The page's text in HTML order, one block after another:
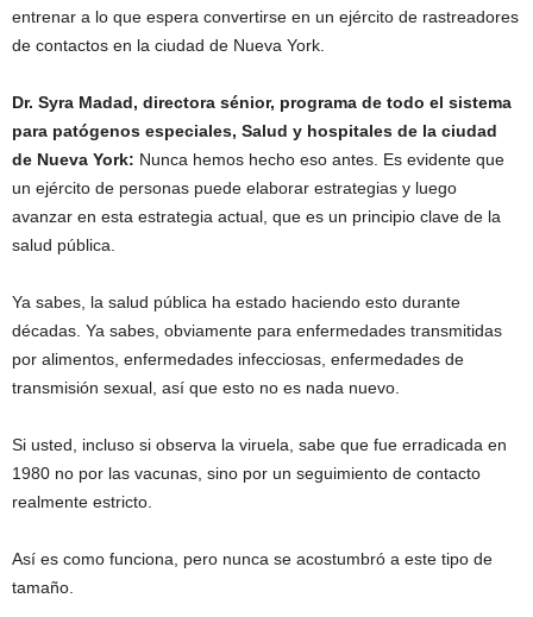
entrenar a lo que espera convertirse en un ejército de rastreadores
de contactos en la ciudad de Nueva York.
Dr. Syra Madad, directora sénior, programa de todo el sistema
para patógenos especiales, Salud y hospitales de la ciudad
de Nueva York: Nunca hemos hecho eso antes. Es evidente que
un ejército de personas puede elaborar estrategias y luego
avanzar en esta estrategia actual, que es un principio clave de la
salud pública.
Ya sabes, la salud pública ha estado haciendo esto durante
décadas. Ya sabes, obviamente para enfermedades transmitidas
por alimentos, enfermedades infecciosas, enfermedades de
transmisión sexual, así que esto no es nada nuevo.
Si usted, incluso si observa la viruela, sabe que fue erradicada en
1980 no por las vacunas, sino por un seguimiento de contacto
realmente estricto.
Así es como funciona, pero nunca se acostumbró a este tipo de
tamaño.